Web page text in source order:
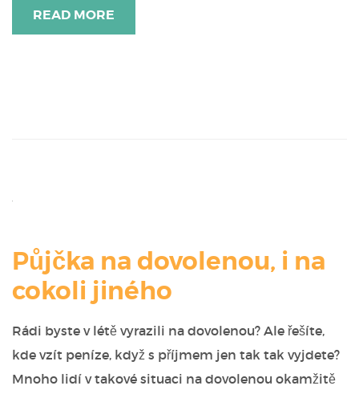
READ MORE
Půjčka na dovolenou, i na
cokoli jiného
Rádi byste v létě vyrazili na dovolenou? Ale řešíte,
kde vzít peníze, když s příjmem jen tak tak vyjdete?
Mnoho lidí v takové situaci na dovolenou okamžitě